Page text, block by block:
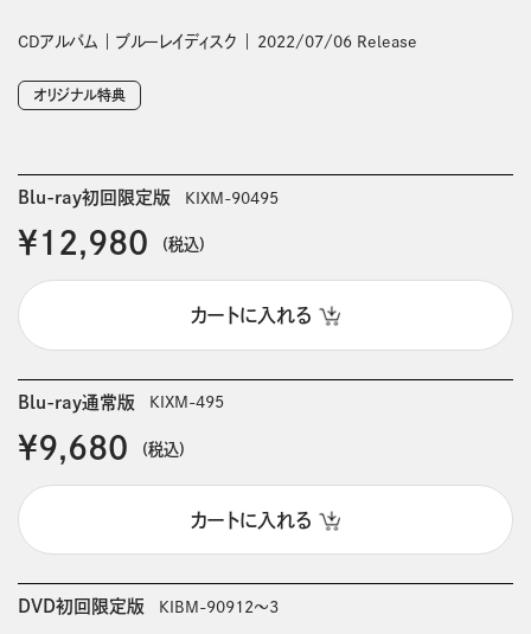
CDアルバム ブルーレイディスク 2022/07/06 Release
オリジナル特典
Blu-ray初回限定版 KIXM-90495
￥12,980 (税込)
カートに入れる
Blu-ray通常版 KIXM-495
￥9,680 (税込)
カートに入れる
DVD初回限定版 KIBM-90912～3